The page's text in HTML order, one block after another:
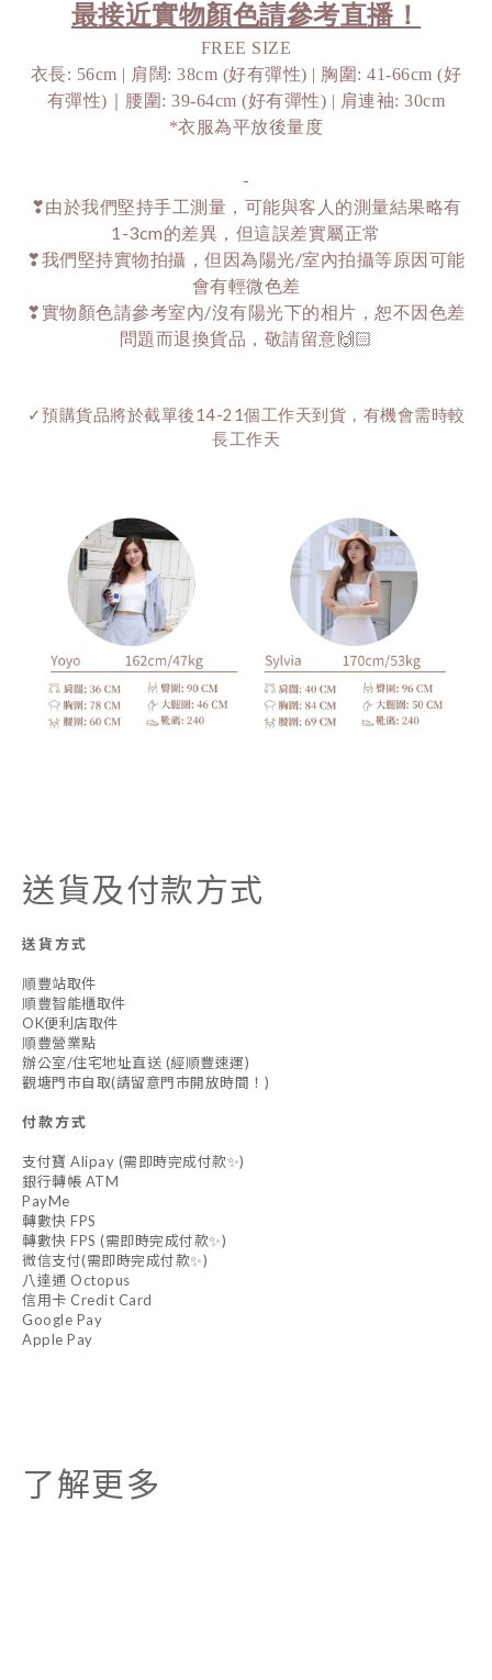
最接近實物顏色請參考直播！
FREE SIZE
衣長: 56cm | 肩闊: 38cm (好有彈性) | 胸圍: 41-66cm (好
有彈性)｜腰圍: 39-64cm (好有彈性) | 肩連袖: 30cm
*衣服為平放後量度
-
❣由於我們堅持手工測量，可能與客人的測量結果略有
1-3cm的差異，但這誤差實屬正常
❣我們堅持實物拍攝，但因為陽光/室內拍攝等原因可能
會有輕微色差
❣實物顏色請參考室內/沒有陽光下的相片，恕不因色差
問題而退換貨品，敬請留意🙌🏻
✓預購貨品將於截單後14-21個工作天到貨，有機會需時較
長工作天
送貨及付款方式
送貨方式
順豐站取件
順豐智能櫃取件
OK便利店取件
順豐營業點
辦公室/住宅地址直送 (經順豐速運)
觀塘門市自取(請留意門市開放時間！)
付款方式
支付寶 Alipay (需即時完成付款✨)
銀行轉帳 ATM
PayMe
轉數快 FPS
轉數快 FPS (需即時完成付款✨)
微信支付(需即時完成付款✨)
八達通 Octopus
信用卡 Credit Card
Google Pay
Apple Pay
了解更多